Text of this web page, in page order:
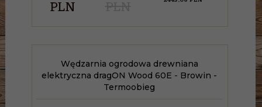
PLN
Wędzarnia ogrodowa drewniana
elektryczna dragON Wood 60E - Browin -
Termoobieg